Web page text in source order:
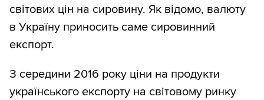
світових цін на сировину. Як відомо, валюту
в Україну приносить саме сировинний
експорт.
З середини 2016 року ціни на продукти
українського експорту на світовому ринку